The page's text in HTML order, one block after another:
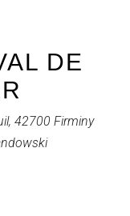
DE
42700 Firminy